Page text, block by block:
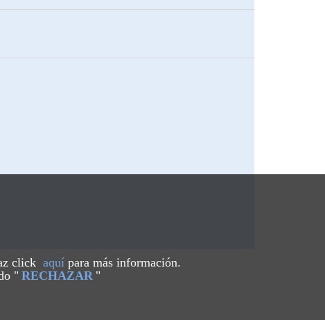
click aquí para más información.
" RECHAZAR "